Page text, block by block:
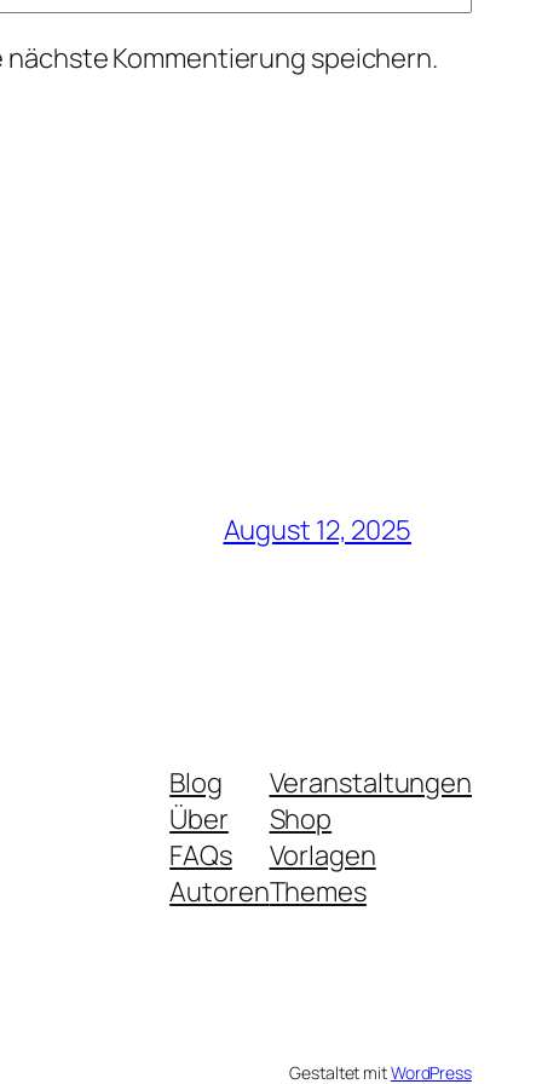
nächste Kommentierung speichern.
August 12, 2025
Blog
Über
FAQs
Autoren
Veranstaltungen
Shop
Vorlagen
Themes
Gestaltet mitWordPress